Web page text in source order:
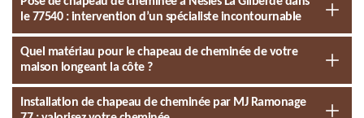
le 77540 : intervention d’un spécialiste incontournable
Quel matériau pour le chapeau de cheminée de votre
maison longeant la côte ?
Installation de chapeau de cheminée par MJ Ramonage